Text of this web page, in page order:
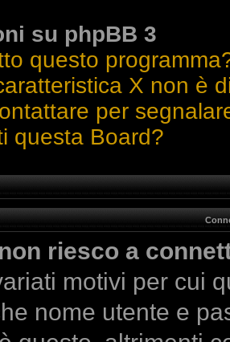
su phpBB 3
questo
X non è
per
questa Board?
riesco a
motivi per cui
nome utente e